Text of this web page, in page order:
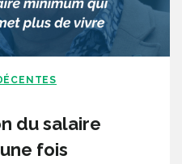
du salaire
fois